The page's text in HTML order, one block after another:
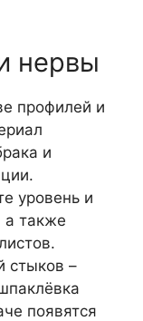
нервы
профилей и
и
уровень и
а также
стыков –
появятся